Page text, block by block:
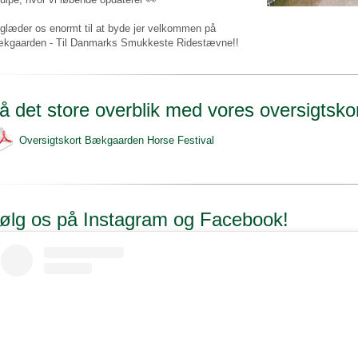
os enormt til at byde jer velkommen på
- Til Danmarks Smukkeste Ridestævne!!
det store overblik med vores
Oversigtskort Bækgaarden Horse Festival
os på Instagram og Facebook!